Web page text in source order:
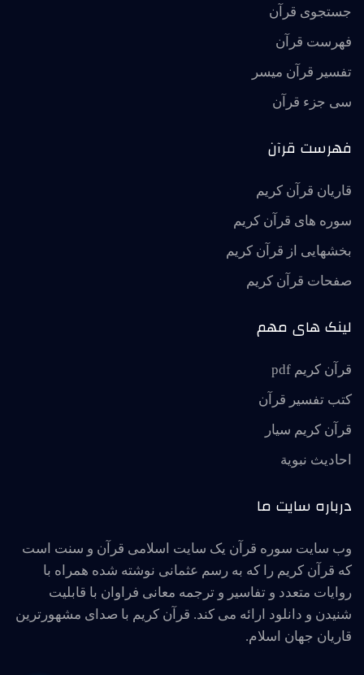
جستجوی قرآن
فهرست قرآن
تفسير قرآن ميسر
سی جزء قرآن
فهرست قرآن
قاریان قرآن کریم
سوره های قرآن کریم
بخشهایی از قرآن کریم
صفحات قرآن کریم
لینک های مهم
قرآن کریم pdf
کتب تفسیر قرآن
قرآن کریم سیار
احاديث نبوية
درباره سایت ما
وب سایت سوره قرآن یک سایت اسلامی قرآن و سنت است
که قرآن کریم را که به رسم عثمانی نوشته شده همراه با
روایات متعدد و تفاسیر و ترجمه معانی فراوان با قابلیت
شنیدن و دانلود ارائه می کند. قرآن کریم با صدای مشهورترین
قاریان جهان اسلام.